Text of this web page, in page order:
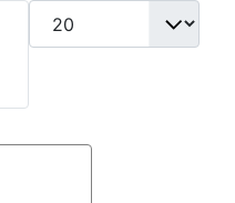
Anzeige #